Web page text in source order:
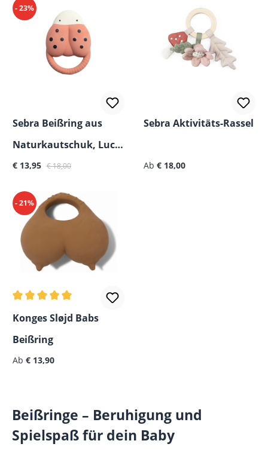
- 23%
Sebra Beißring aus
Naturkautschuk, Luca
der Marienkäfer
Verkaufspreis:
€ 13,95 Regulärer Preis:
€ 18,00
Sebra Aktivitäts-Rassel
Regulärer Preis:
Ab € 18,00
- 21%
Durchschnittliche Bewertung von 5 von 5 Sternen
Konges Sløjd Babs
Beißring
Regulärer Preis:
Ab € 13,90
Beißringe – Beruhigung und
Spielspaß für dein Baby